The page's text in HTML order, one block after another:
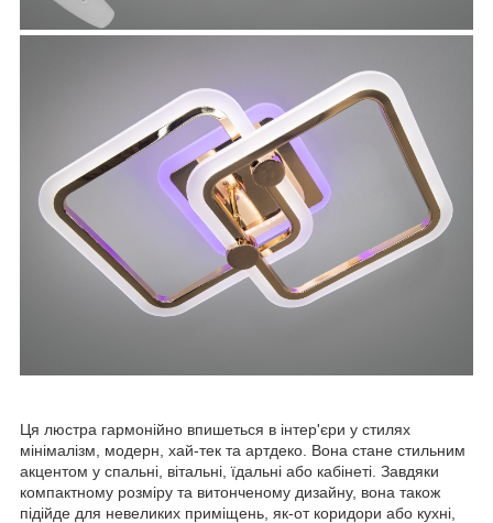
Ця люстра гармонійно впишеться в інтер'єри у стилях
мінімалізм, модерн, хай-тек та артдеко. Вона стане стильним
акцентом у спальні, вітальні, їдальні або кабінеті. Завдяки
компактному розміру та витонченому дизайну, вона також
підійде для невеликих приміщень, як-от коридори або кухні,